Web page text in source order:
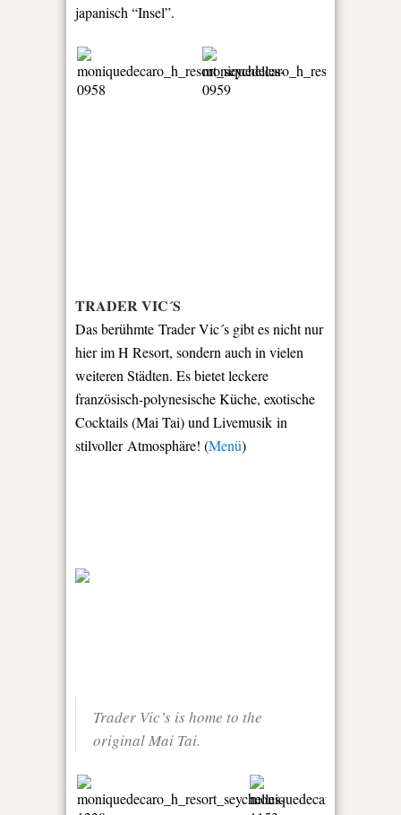
japanisch “Insel”.
TRADER VIC´S
Das berühmte Trader Vic´s gibt es nicht nur
hier im H Resort, sondern auch in vielen
weiteren Städten. Es bietet leckere
französisch-polynesische Küche, exotische
Cocktails (Mai Tai) und Livemusik in
stilvoller Atmosphäre! (Menü)
Trader Vic’s is home to the
original Mai Tai.